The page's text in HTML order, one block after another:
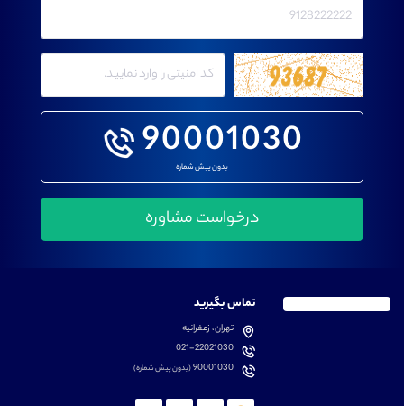
90001030
بدون پیش شماره
تماس بگیرید
تهران، زعفرانیه
021-22021030
90001030(بدون پیش شماره)